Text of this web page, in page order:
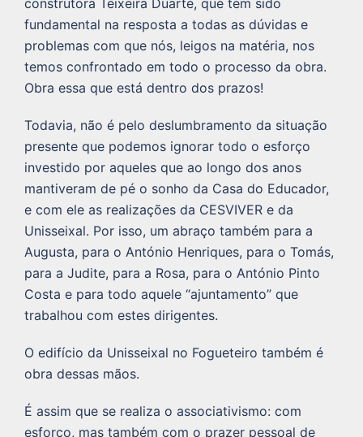
fundamental na resposta a todas as dúvidas e
problemas com que nós, leigos na matéria, nos
temos confrontado em todo o processo da obra.
Obra essa que está dentro dos prazos!
Todavia, não é pelo deslumbramento da situação
presente que podemos ignorar todo o esforço
investido por aqueles que ao longo dos anos
mantiveram de pé o sonho da Casa do Educador,
e com ele as realizações da CESVIVER e da
Unisseixal. Por isso, um abraço também para a
Augusta, para o António Henriques, para o Tomás,
para a Judite, para a Rosa, para o António Pinto
Costa e para todo aquele “ajuntamento” que
trabalhou com estes dirigentes.
O edifício da Unisseixal no Fogueteiro também é
obra dessas mãos.
É assim que se realiza o associativismo: com
esforço, mas também com o prazer pessoal de